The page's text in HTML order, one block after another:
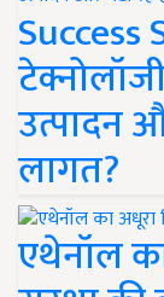
Success
उत्पादन
लागत?
एथेनॉल